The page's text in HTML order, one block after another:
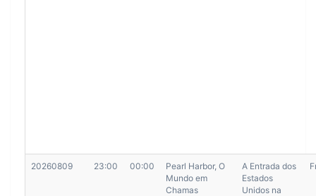
20260809 23:00 00:00
Pearl Harbor, O
Mundo em
Chamas
A Entrada dos
Estados
Unidos na